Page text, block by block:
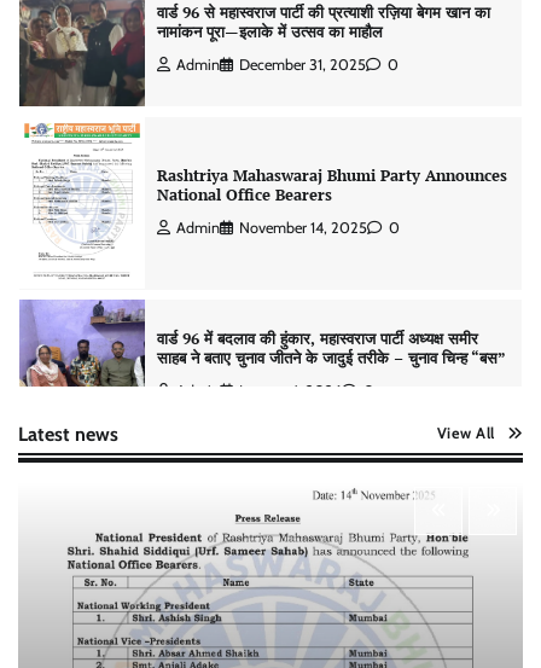
वार्ड 96 से महास्वराज पार्टी की प्रत्याशी रज़िया बेगम खान का
नामांकन पूरा—इलाके में उत्सव का माहौल
Admin December 31, 2025 0
Rashtriya Mahaswaraj Bhumi Party Announces
National Office Bearers
Admin November 14, 2025 0
वार्ड 96 में बदलाव की हुंकार, महास्वराज पार्टी अध्यक्ष समीर
साहब ने बताए चुनाव जीतने के जादुई तरीके – चुनाव चिन्ह “बस”
Admin January 4, 2026 0
Admin January 1, 2026 0
वार्ड 160 से महास्वराज पार्टी की प्रत्याशी स्वलेहा सिद्दीकी—
नामांकन मंज़ूर, 3 जनवरी को मिलेगा चुनाव चिन्ह
Latest news View All